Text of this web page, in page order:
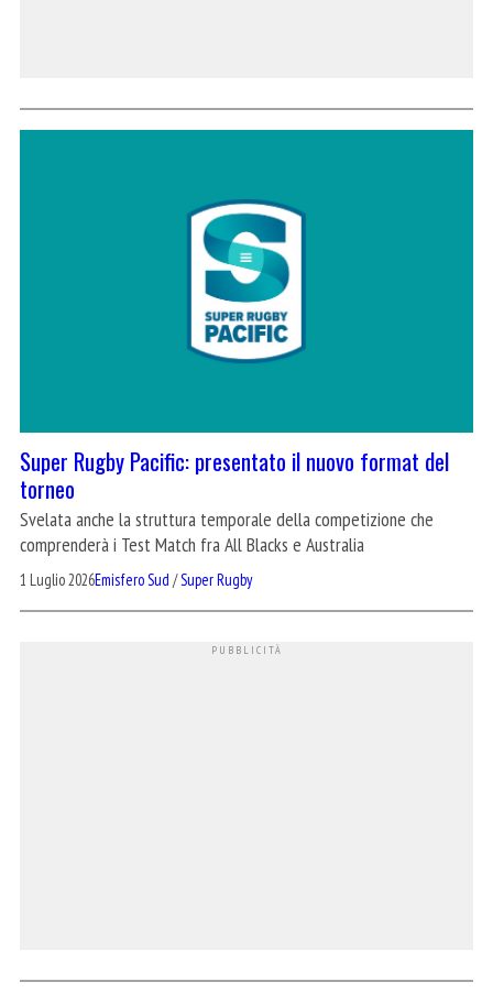
Super Rugby Pacific: presentato il nuovo format del
torneo
Svelata anche la struttura temporale della competizione che
comprenderà i Test Match fra All Blacks e Australia
1 Luglio 2026Emisfero Sud /Super Rugby